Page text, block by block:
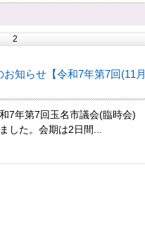
2
知らせ【令和7年第7回(11月
7年第7回玉名市議会(臨時会)
した。会期は2日間...